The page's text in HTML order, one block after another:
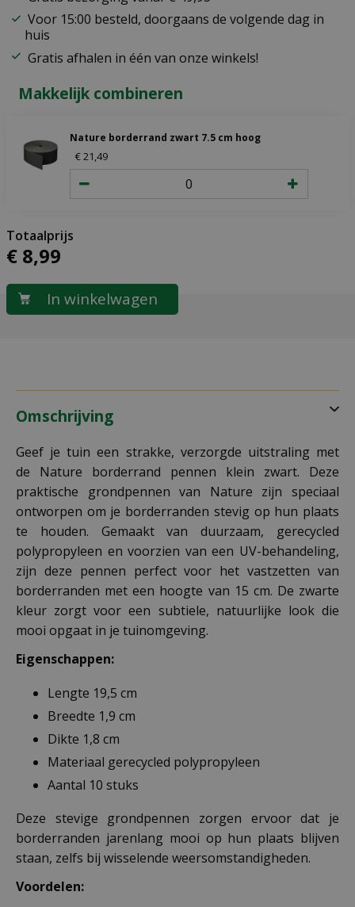
Voor 15:00 besteld, doorgaans de volgende dag in
huis
Gratis afhalen in één van onze winkels!
Makkelijk combineren
Nature borderrand zwart 7.5 cm hoog
€ 21 49
€ 8,99
Omschrijving
Geef je tuin een strakke, verzorgde uitstraling met
de Nature borderrand pennen klein zwart. Deze
praktische grondpennen van Nature zijn speciaal
ontworpen om je borderranden stevig op hun plaats
te houden. Gemaakt van duurzaam, gerecycled
polypropyleen en voorzien van een UV-behandeling,
zijn deze pennen perfect voor het vastzetten van
borderranden met een hoogte van 15 cm. De zwarte
kleur zorgt voor een subtiele, natuurlijke look die
mooi opgaat in je tuinomgeving.
Eigenschappen:
Lengte 19,5 cm
Breedte 1,9 cm
Dikte 1,8 cm
Materiaal gerecycled polypropyleen
Aantal 10 stuks
Deze stevige grondpennen zorgen ervoor dat je
borderranden jarenlang mooi op hun plaats blijven
staan, zelfs bij wisselende weersomstandigheden.
Voordelen: